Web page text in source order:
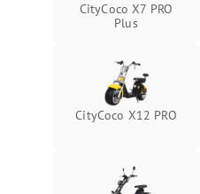
CityCoco X7 PRO
Plus
CityCoco X12 PRO